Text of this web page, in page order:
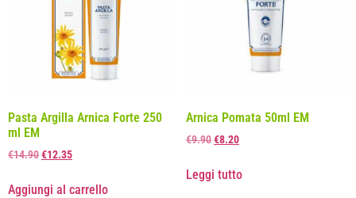
Pasta Argilla Arnica Forte 250
ml EM
€14.90€12.35
Aggiungi al carrello
Arnica Pomata 50ml EM
€9.90€8.20
Leggi tutto